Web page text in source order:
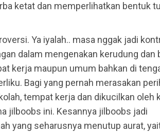
ketat dan memperlihatkan bentuk
Ya iyalah.. masa nggak jadi
dalam mengenakan kerudung dan
kerja maupun umum bahkan di
Bagi yang pernah merasakan
tempat kerja dan dikucilkan oleh
jilboobs ini. Kesannya jilboobs jadi
yang seharusnya menutup aurat,